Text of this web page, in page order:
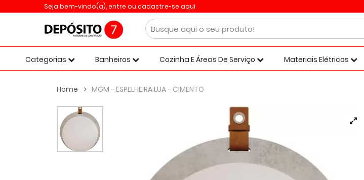
Seja bem-vindo(a), entre ou cadastre-se aqui
Categorias Banheiros Cozinha E Áreas De Serviço Materiais Elétricos
Home MGM - ESPELHEIRA LUA - CIMENTO